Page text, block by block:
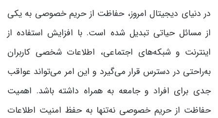
در دنیای دیجیتال امروز، حفاظت از حریم خصوصی به یکی
از مسائل حیاتی تبدیل شده است. با افزایش استفاده از
اینترنت و شبکه‌های اجتماعی، اطلاعات شخصی کاربران
به‌راحتی در دسترس قرار می‌گیرد و این امر می‌تواند عواقب
جدی برای افراد و جامعه به همراه داشته باشد. اهمیت
حفاظت از حریم خصوصی نه‌تنها به حفظ امنیت اطلاعات